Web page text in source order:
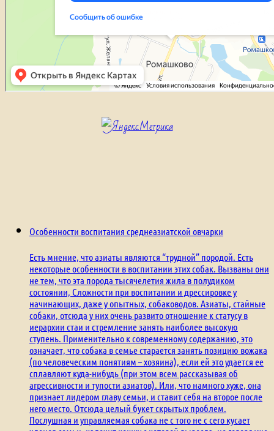
Особенности воспитания среднеазиатской овчарки
Есть мнение, что азиаты являются “трудной” породой. Есть
некоторые особенности в воспитании этих собак. Вызваны они
не тем, что эта порода тысячелетия жила в полудиком
состоянии, Сложности при воспитании и дрессировке у
начинающих, даже у опытных, собаководов. Азиаты, стайные
собаки, отсюда у них очень развито отношение к статусу в
иерархии стаи и стремление занять наиболее высокую
ступень. Применительно к современному содержанию, это
означает, что собака в семье старается занять позицию вожака
(по человеческим понятиям – хозяина), если ей это удается ее
сплавляют куда-нибудь (при этом всем рассказывая об
агрессивности и тупости азиатов). Или, что намного хуже, она
признает лидером главу семьи, и ставит себя на второе после
него место. Отсюда целый букет скрытых проблем.
Послушная и управляемая собака не с того не с сего кусает